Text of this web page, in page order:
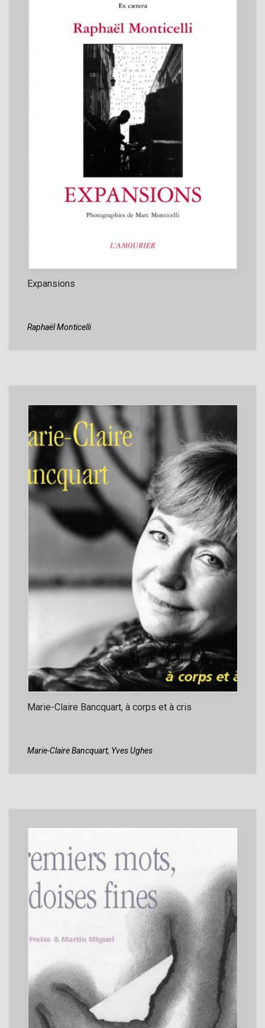
Expansions
Raphaël Monticelli
Marie-Claire Bancquart, à corps et à cris
Marie-Claire Bancquart, Yves Ughes